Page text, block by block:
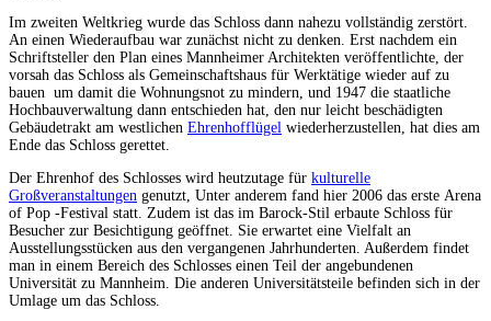
Im zweiten Weltkrieg wurde das Schloss dann nahezu vollständig zerstört.
An einen Wiederaufbau war zunächst nicht zu denken. Erst nachdem ein
Schriftsteller den Plan eines Mannheimer Architekten veröffentlichte, der
vorsah das Schloss als Gemeinschaftshaus für Werktätige wieder auf zu
bauen um damit die Wohnungsnot zu mindern, und 1947 die staatliche
Hochbauverwaltung dann entschieden hat, den nur leicht beschädigten
Gebäudetrakt am westlichen Ehrenhofflügel wiederherzustellen, hat dies am
Ende das Schloss gerettet.
Der Ehrenhof des Schlosses wird heutzutage für kulturelle
Großveranstaltungen genutzt, Unter anderem fand hier 2006 das erste Arena
of Pop -Festival statt. Zudem ist das im Barock-Stil erbaute Schloss für
Besucher zur Besichtigung geöffnet. Sie erwartet eine Vielfalt an
Ausstellungsstücken aus den vergangenen Jahrhunderten. Außerdem findet
man in einem Bereich des Schlosses einen Teil der angebundenen
Universität zu Mannheim. Die anderen Universitätsteile befinden sich in der
Umlage um das Schloss.